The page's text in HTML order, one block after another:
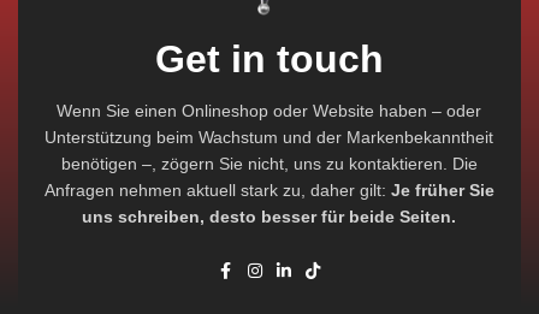
Get in touch
Wenn Sie einen Onlineshop oder Website haben – oder
Unterstützung beim Wachstum und der Markenbekanntheit
benötigen –, zögern Sie nicht, uns zu kontaktieren. Die
Anfragen nehmen aktuell stark zu, daher gilt: Je früher Sie
uns schreiben, desto besser für beide Seiten.